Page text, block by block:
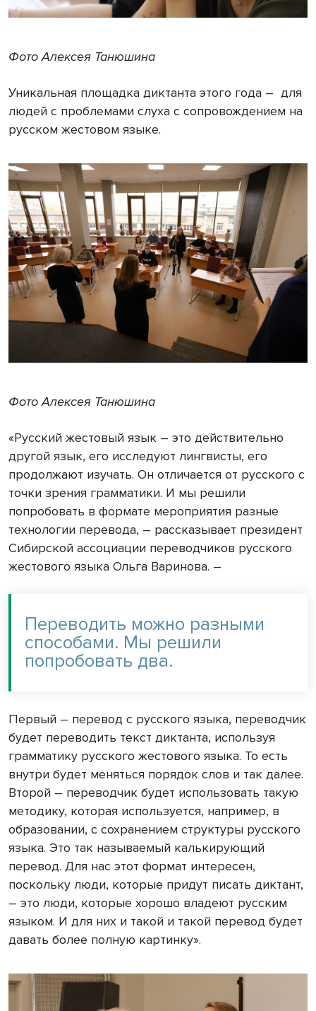
Фото Алексея Танюшина
Уникальная площадка диктанта этого года – для
людей с проблемами слуха с сопровождением на
русском жестовом языке.
Фото Алексея Танюшина
«Русский жестовый язык – это действительно
другой язык, его исследуют лингвисты, его
продолжают изучать. Он отличается от русского с
точки зрения грамматики. И мы решили
попробовать в формате мероприятия разные
технологии перевода, – рассказывает президент
Сибирской ассоциации переводчиков русского
жестового языка Ольга Варинова. –
Переводить можно разными
способами. Мы решили
попробовать два.
Первый – перевод с русского языка, переводчик
будет переводить текст диктанта, используя
грамматику русского жестового языка. То есть
внутри будет меняться порядок слов и так далее.
Второй – переводчик будет использовать такую
методику, которая используется, например, в
образовании, с сохранением структуры русского
языка. Это так называемый калькирующий
перевод. Для нас этот формат интересен,
поскольку люди, которые придут писать диктант,
– это люди, которые хорошо владеют русским
языком. И для них и такой и такой перевод будет
давать более полную картинку».